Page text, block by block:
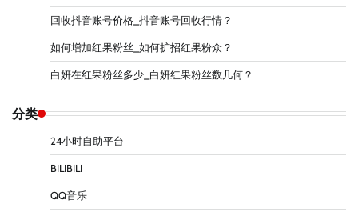
回收抖音账号价格_抖音账号回收行情？
如何增加红果粉丝_如何扩招红果粉众？
白妍在红果粉丝多少_白妍红果粉丝数几何？
分类
24小时自助平台
BILIBILI
QQ音乐